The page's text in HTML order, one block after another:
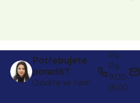
Potřebujete
poradit?
Ozvěte se nám
Po-
Pá
9:00-
16:00